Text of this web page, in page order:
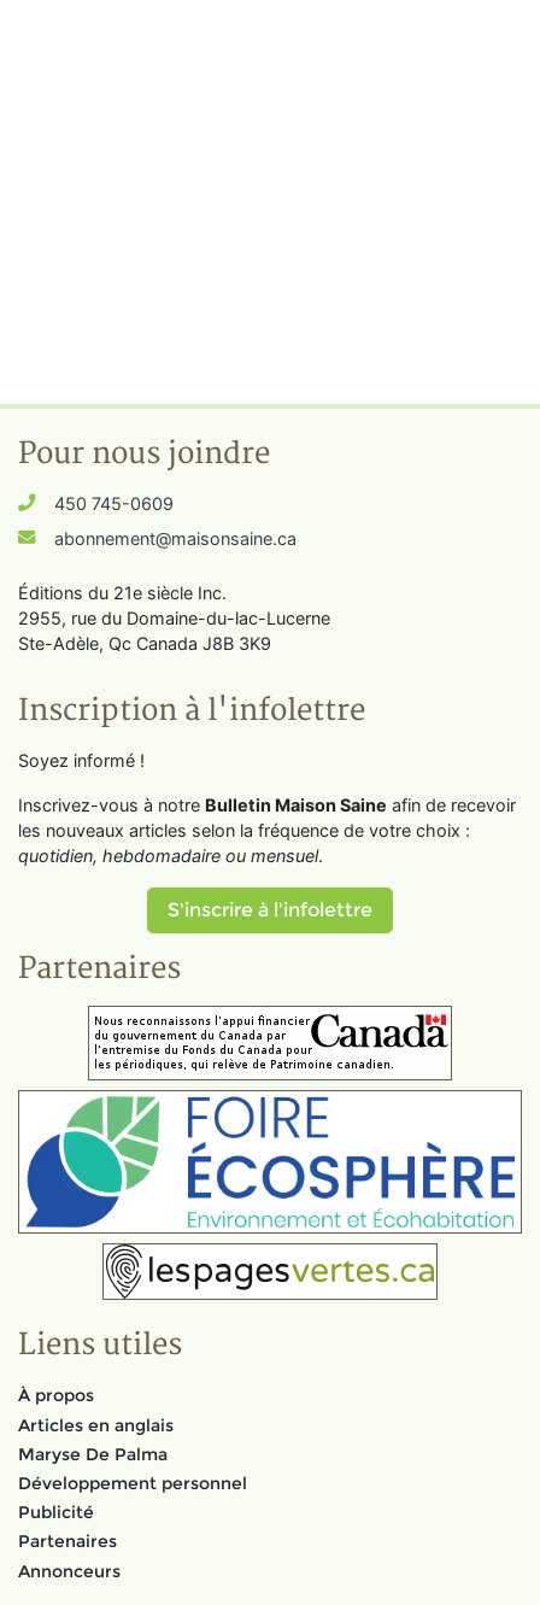
Pour nous joindre
450 745-0609
abonnement@maisonsaine.ca
Éditions du 21e siècle Inc.
2955, rue du Domaine-du-lac-Lucerne
Ste-Adèle, Qc Canada J8B 3K9
Inscription à l'infolettre
Soyez informé !
Inscrivez-vous à notre Bulletin Maison Saine afin de recevoir
les nouveaux articles selon la fréquence de votre choix :
quotidien, hebdomadaire ou mensuel.
S'inscrire à l'infolettre
Partenaires
Liens utiles
À propos
Articles en anglais
Maryse De Palma
Développement personnel
Publicité
Partenaires
Annonceurs